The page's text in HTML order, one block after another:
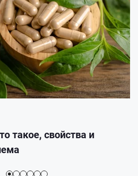
такое, свойства и